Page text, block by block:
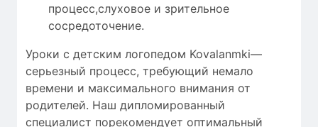
процесс,слуховое и зрительное
сосредоточение.
Уроки с детским логопедом Kovalanmki—
серьезный процесс, требующий немало
времени и максимального внимания от
родителей. Наш дипломированный
специалист порекомендует оптимальный